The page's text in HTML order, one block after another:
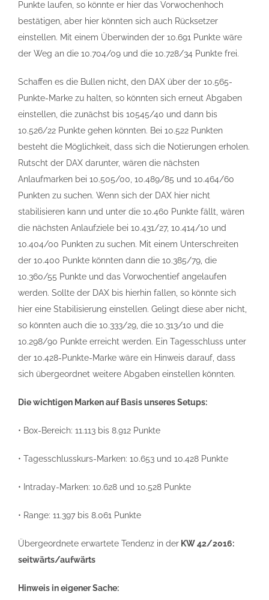
Punkte laufen, so könnte er hier das Vorwochenhoch
bestätigen, aber hier könnten sich auch Rücksetzer
einstellen. Mit einem Überwinden der 10.691 Punkte wäre
der Weg an die 10.704/09 und die 10.728/34 Punkte frei.
Schaffen es die Bullen nicht, den DAX über der 10.565-
Punkte-Marke zu halten, so könnten sich erneut Abgaben
einstellen, die zunächst bis 10545/40 und dann bis
10.526/22 Punkte gehen könnten. Bei 10.522 Punkten
besteht die Möglichkeit, dass sich die Notierungen erholen.
Rutscht der DAX darunter, wären die nächsten
Anlaufmarken bei 10.505/00, 10.489/85 und 10.464/60
Punkten zu suchen. Wenn sich der DAX hier nicht
stabilisieren kann und unter die 10.460 Punkte fällt, wären
die nächsten Anlaufziele bei 10.431/27, 10.414/10 und
10.404/00 Punkten zu suchen. Mit einem Unterschreiten
der 10.400 Punkte könnten dann die 10.385/79, die
10.360/55 Punkte und das Vorwochentief angelaufen
werden. Sollte der DAX bis hierhin fallen, so könnte sich
hier eine Stabilisierung einstellen. Gelingt diese aber nicht,
so könnten auch die 10.333/29, die 10.313/10 und die
10.298/90 Punkte erreicht werden. Ein Tagesschluss unter
der 10.428-Punkte-Marke wäre ein Hinweis darauf, dass
sich übergeordnet weitere Abgaben einstellen könnten.
Die wichtigen Marken auf Basis unseres Setups:
• Box-Bereich: 11.113 bis 8.912 Punkte
• Tagesschlusskurs-Marken: 10.653 und 10.428 Punkte
• Intraday-Marken: 10.628 und 10.528 Punkte
• Range: 11.397 bis 8.061 Punkte
Übergeordnete erwartete Tendenz in der KW 42/2016:
seitwärts/aufwärts
Hinweis in eigener Sache: